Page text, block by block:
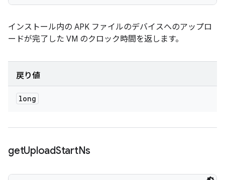
インストール内の APK ファイルのデバイスへのアップロ
ードが完了した VM のクロック時間を返します。
戻り値
long
getUploadStartNs